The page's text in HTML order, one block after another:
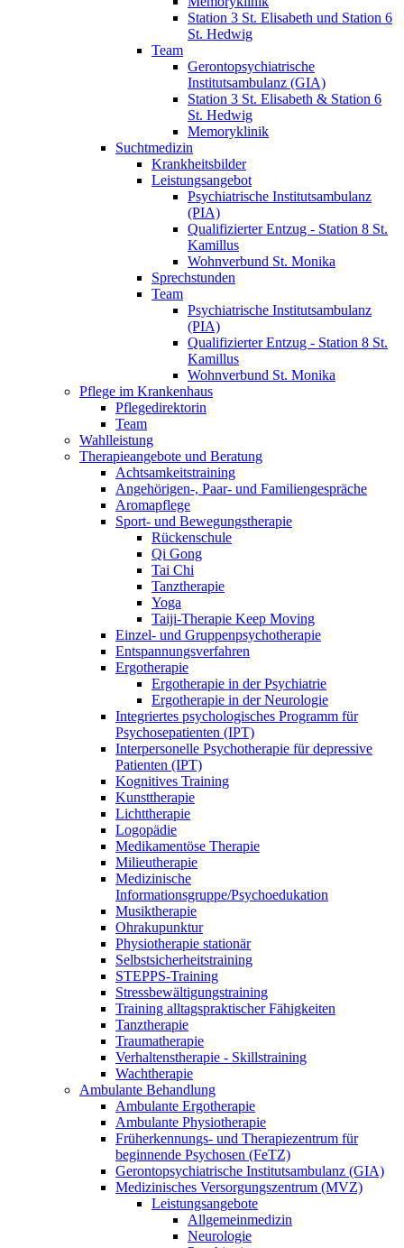
Station 3 St. Elisabeth und Station 6
St. Hedwig
Team
Gerontopsychiatrische
Institutsambulanz (GIA)
Station 3 St. Elisabeth & Station 6
St. Hedwig
Memoryklinik
Suchtmedizin
Krankheitsbilder
Leistungsangebot
Psychiatrische Institutsambulanz
(PIA)
Qualifizierter Entzug - Station 8 St.
Kamillus
Wohnverbund St. Monika
Sprechstunden
Team
Psychiatrische Institutsambulanz
(PIA)
Qualifizierter Entzug - Station 8 St.
Kamillus
Wohnverbund St. Monika
Pflege im Krankenhaus
Pflegedirektorin
Team
Wahlleistung
Therapieangebote und Beratung
Achtsamkeitstraining
Angehörigen-, Paar- und Familiengespräche
Aromapflege
Sport- und Bewegungstherapie
Rückenschule
Qi Gong
Tai Chi
Tanztherapie
Yoga
Taiji-Therapie Keep Moving
Einzel- und Gruppenpsychotherapie
Entspannungsverfahren
Ergotherapie
Ergotherapie in der Psychiatrie
Ergotherapie in der Neurologie
Integriertes psychologisches Programm für
Psychosepatienten (IPT)
Interpersonelle Psychotherapie für depressive
Patienten (IPT)
Kognitives Training
Kunsttherapie
Lichttherapie
Logopädie
Medikamentöse Therapie
Milieutherapie
Medizinische
Informationsgruppe/Psychoedukation
Musiktherapie
Ohrakupunktur
Physiotherapie stationär
Selbstsicherheitstraining
STEPPS-Training
Stressbewältigungstraining
Training alltagspraktischer Fähigkeiten
Tanztherapie
Traumatherapie
Verhaltenstherapie - Skillstraining
Wachtherapie
Ambulante Behandlung
Ambulante Ergotherapie
Ambulante Physiotherapie
Früherkennungs- und Therapiezentrum für
beginnende Psychosen (FeTZ)
Gerontopsychiatrische Institutsambulanz (GIA)
Medizinisches Versorgungszentrum (MVZ)
Leistungsangebote
Allgemeinmedizin
Neurologie